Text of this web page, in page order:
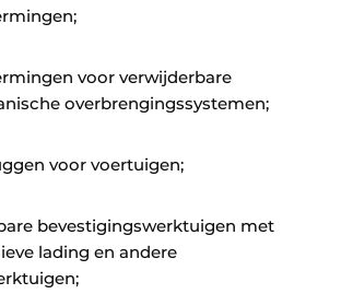
voor verwijderbare
overbrengingssystemen;
voor voertuigen;
bevestigingswerktuigen met
lading en andere